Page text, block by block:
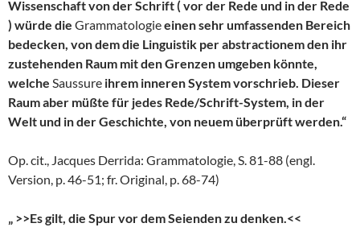
Wissenschaft von der Schrift ( vor der Rede und in der Rede
) würde die Grammatologieeinen sehr umfassenden Bereich
bedecken, von dem die Linguistik per abstractionem den ihr
zustehenden Raum mit den Grenzen umgeben könnte,
welche Saussure ihrem inneren System vorschrieb. Dieser
Raum aber müßte für jedes Rede/Schrift-System, in der
Welt und in der Geschichte, von neuem überprüft werden.“
Op. cit., Jacques Derrida: Grammatologie, S. 81-88 (engl.
Version, p. 46-51; fr. Original, p. 68-74)
„ >>Es gilt, die Spur vor dem Seienden zu denken.<<